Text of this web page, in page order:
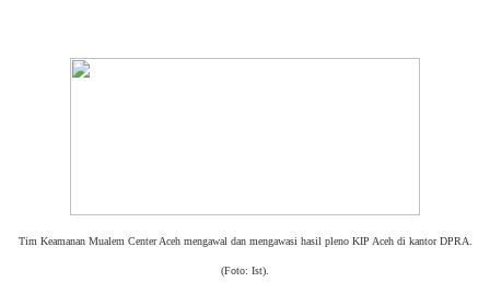
Tim Keamanan Mualem Center Aceh mengawal dan mengawasi hasil pleno KIP Aceh di kantor DPRA.
(Foto: Ist).